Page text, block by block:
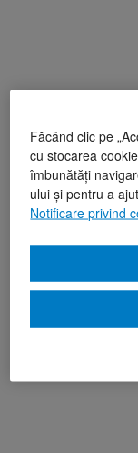
Făcând clic pe
cu stocarea
îmbunătăți
ului și pentru a
Notificare privind